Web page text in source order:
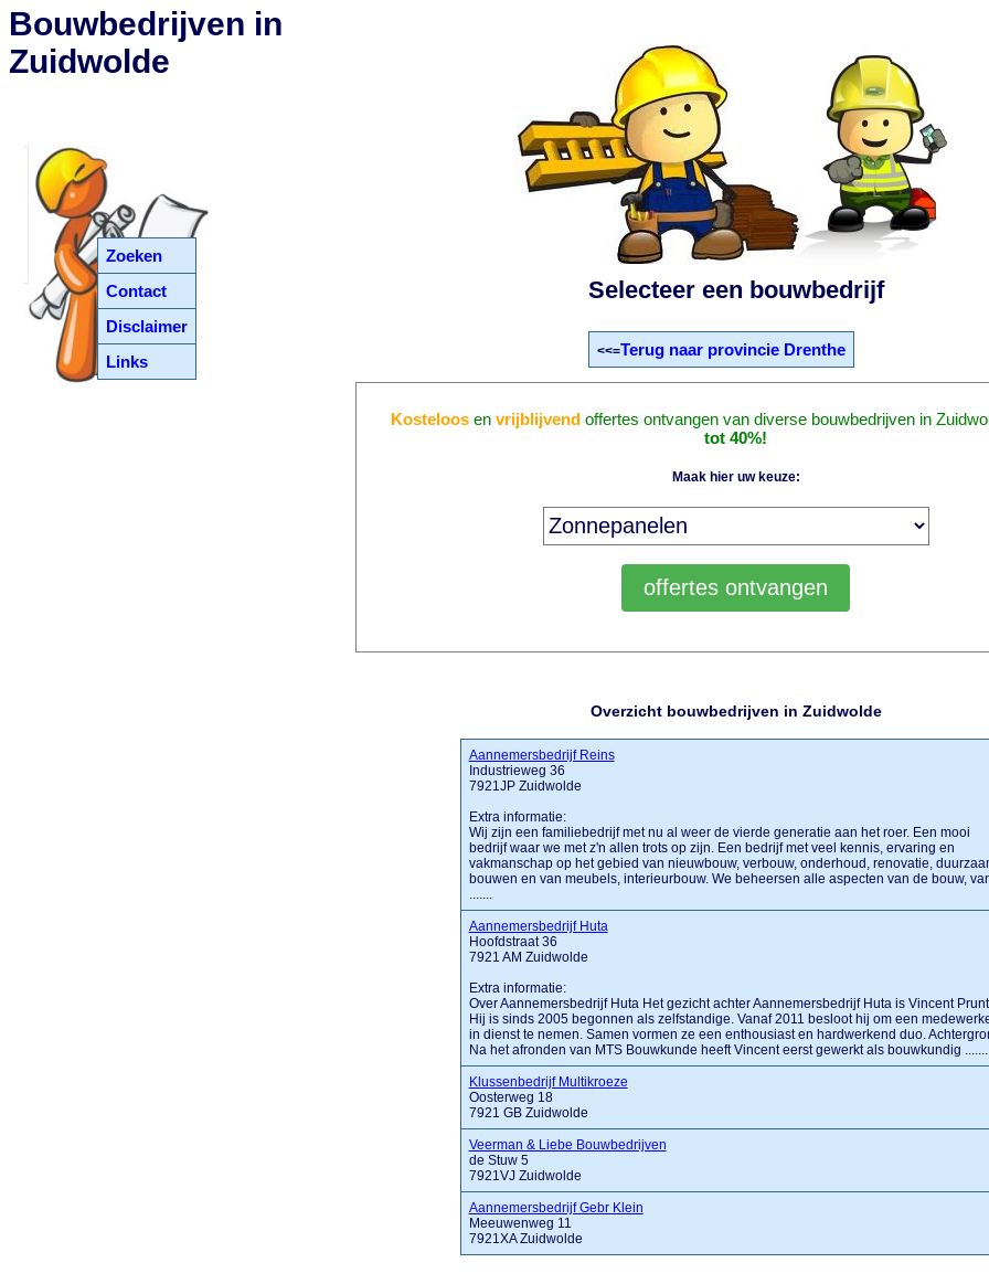
Zoeken
Contact
Disclaimer
Links
Bouwbedrijven in
Zuidwolde
Selecteer een bouwbedrijf
<<=Terug naar provincie Drenthe
Kosteloosen vrijblijvendoffertes ontvangen van diverse bouwbedrijven in
tot 40%!
Maak hier uw keuze:
Overzicht bouwbedrijven in Zuidwolde
Aannemersbedrijf Reins
Industrieweg 36
7921JP Zuidwolde
Extra informatie:
Wij zijn een familiebedrijf met nu al weer de vierde generatie aan het roer. Een mooi
bedrijf waar we met z'n allen trots op zijn. Een bedrijf met veel kennis, ervaring en
vakmanschap op het gebied van nieuwbouw, verbouw, onderhoud, renovatie,
bouwen en van meubels, interieurbouw. We beheersen alle aspecten van de bouw,
.......
Aannemersbedrijf Huta
Hoofdstraat 36
7921 AM Zuidwolde
Extra informatie:
Over Aannemersbedrijf Huta Het gezicht achter Aannemersbedrijf Huta is Vincent
Hij is sinds 2005 begonnen als zelfstandige. Vanaf 2011 besloot hij om een
in dienst te nemen. Samen vormen ze een enthousiast en hardwerkend duo.
Na het afronden van MTS Bouwkunde heeft Vincent eerst gewerkt als bouwkundig .......
Klussenbedrijf Multikroeze
Oosterweg 18
7921 GB Zuidwolde
Veerman & Liebe Bouwbedrijven
de Stuw 5
7921VJ Zuidwolde
Aannemersbedrijf Gebr Klein
Meeuwenweg 11
7921XA Zuidwolde